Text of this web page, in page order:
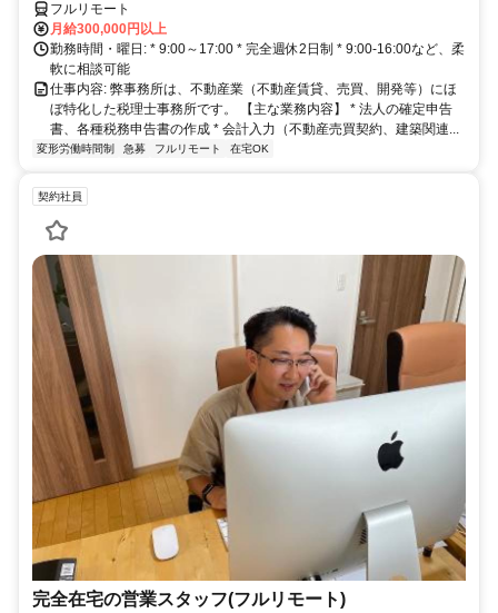
フルリモート
月給300,000円以上
勤務時間・曜日: * 9:00～17:00 * 完全週休2日制 * 9:00-16:00など、柔
軟に相談可能
仕事内容: 弊事務所は、不動産業（不動産賃貸、売買、開発等）にほ
ぼ特化した税理士事務所です。 【主な業務内容】 * 法人の確定申告
書、各種税務申告書の作成 * 会計入力（不動産売買契約、建築関連...
変形労働時間制 急募 フルリモート 在宅OK
契約社員
完全在宅の営業スタッフ(フルリモート)